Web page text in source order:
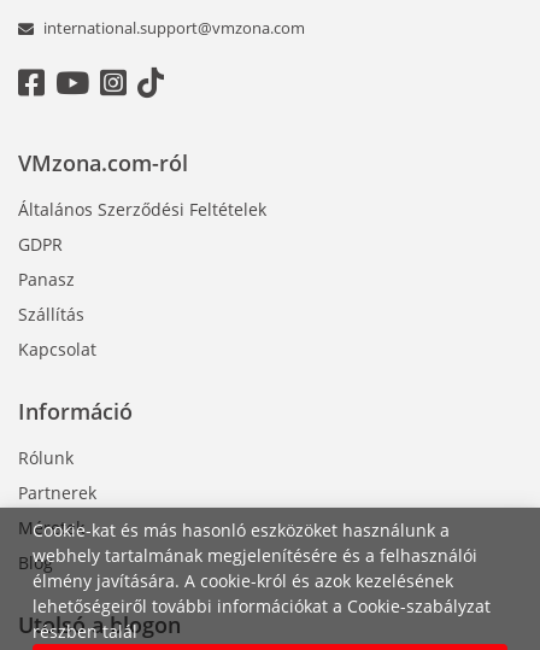
Cookie-kat és más hasonló eszközöket használunk a
webhely tartalmának megjelenítésére és a felhasználói
élmény javítására. A cookie-król és azok kezelésének
lehetőségeiről további információkat a Cookie-szabályzat
részben talál
international.support@vmzona.com
Információ
Rólunk
Partnerek
Méretek
Blog
VMzona.com-ról
Általános Szerződési Feltételek
GDPR
Panasz
Szállítás
Kapcsolat
Utolsó a blogon